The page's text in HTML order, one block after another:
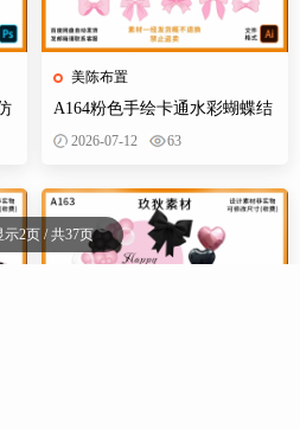
美陈布置
A164粉色手绘卡通水彩蝴蝶结
婚订婚宴宝宝宴生日派对异形
2026-07-12 63
示2页 / 共37页